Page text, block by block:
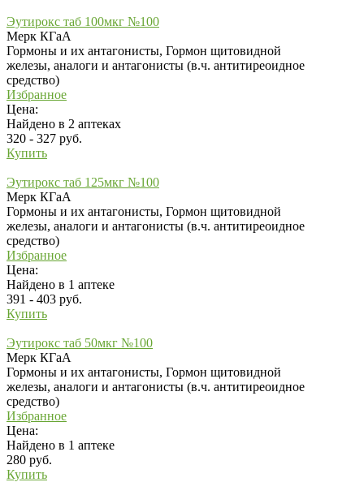
Эутирокс таб 100мкг №100
Мерк КГаА
Гормоны и их антагонисты, Гормон щитовидной
железы, аналоги и антагонисты (в.ч. антитиреоидное
средство)
Избранное
Цена:
Найдено в 2 аптеках
320 - 327 руб.
Купить
Эутирокс таб 125мкг №100
Мерк КГаА
Гормоны и их антагонисты, Гормон щитовидной
железы, аналоги и антагонисты (в.ч. антитиреоидное
средство)
Избранное
Цена:
Найдено в 1 аптеке
391 - 403 руб.
Купить
Эутирокс таб 50мкг №100
Мерк КГаА
Гормоны и их антагонисты, Гормон щитовидной
железы, аналоги и антагонисты (в.ч. антитиреоидное
средство)
Избранное
Цена:
Найдено в 1 аптеке
280 руб.
Купить